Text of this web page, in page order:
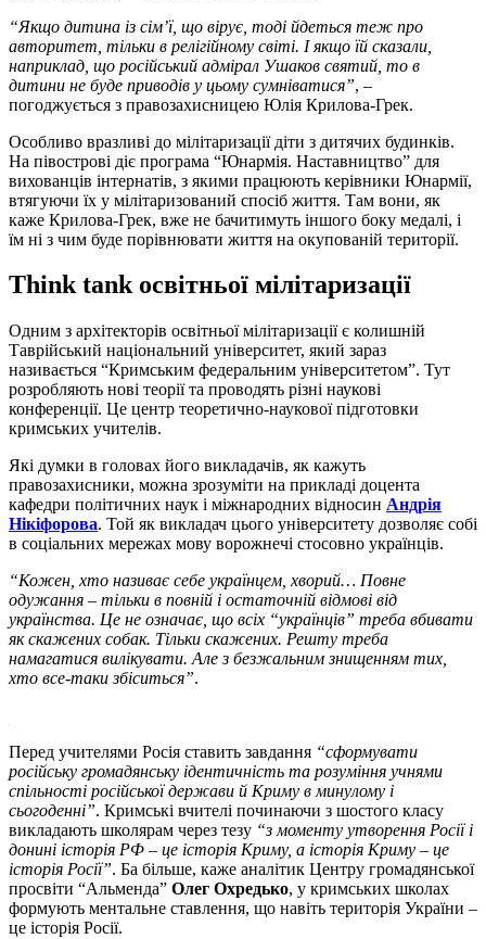
“Якщо дитина із сім’ї, що вірує, тоді йдеться теж про
авторитет, тільки в релігійному світі. І якщо їй сказали,
наприклад, що російський адмірал Ушаков святий, то в
дитини не буде приводів у цьому сумніватися”, –
погоджується з правозахисницею Юлія Крилова-Грек.
Особливо вразливі до мілітаризації діти з дитячих будинків.
На півострові діє програма “Юнармія. Наставництво” для
вихованців інтернатів, з якими працюють керівники Юнармії,
втягуючи їх у мілітаризований спосіб життя. Там вони, як
каже Крилова-Грек, вже не бачитимуть іншого боку медалі, і
їм ні з чим буде порівнювати життя на окупованій території.
Think tank освітньої мілітаризації
Одним з архітекторів освітньої мілітаризації є колишній
Таврійський національний університет, який зараз
називається “Кримським федеральним університетом”. Тут
розробляють нові теорії та проводять різні наукові
конференції. Це центр теоретично-наукової підготовки
кримських учителів.
Які думки в головах його викладачів, як кажуть
правозахисники, можна зрозуміти на прикладі доцента
кафедри політичних наук і міжнародних відносин Андрія
Нікіфорова. Той як викладач цього університету дозволяє собі
в соціальних мережах мову ворожнечі стосовно українців.
“Кожен, хто називає себе українцем, хворий… Повне
одужання – тільки в повній і остаточній відмові від
українства. Це не означає, що всіх “українців” треба вбивати
як скажених собак. Тільки скажених. Решту треба
намагатися вилікувати. Але з безжальним знищенням тих,
хто все-таки збіситься”.
Перед учителями Росія ставить завдання “сформувати
російську громадянську ідентичність та розуміння учнями
спільності російської держави й Криму в минулому і
сьогоденні”. Кримські вчителі починаючи з шостого класу
викладають школярам через тезу “з моменту утворення Росії і
донині історія РФ – це історія Криму, а історія Криму – це
історія Росії”. Ба більше, каже аналітик Центру громадянської
просвіти “Альменда” Олег Охредько, у кримських школах
формують ментальне ставлення, що навіть територія України –
це історія Росії.